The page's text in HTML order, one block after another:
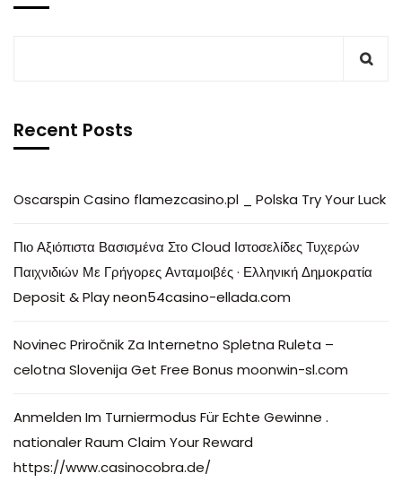
Recent Posts
Oscarspin Casino flamezcasino.pl _ Polska Try Your Luck
Πιο Αξιόπιστα Βασισμένα Στο Cloud Ιστοσελίδες Τυχερών
Παιχνιδιών Με Γρήγορες Ανταμοιβές · Ελληνική Δημοκρατία
Deposit & Play neon54casino-ellada.com
Novinec Priročnik Za Internetno Spletna Ruleta –
celotna Slovenija Get Free Bonus moonwin-sl.com
Anmelden Im Turniermodus Für Echte Gewinne .
nationaler Raum Claim Your Reward
https://www.casinocobra.de/